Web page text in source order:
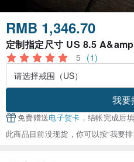
RMB 1,346.70
定制指定尺寸 US 8.5
5 (1)
我要
免费赠送电子贺卡 ，结帐完成后
此商品目前没现货，你可以按“我要